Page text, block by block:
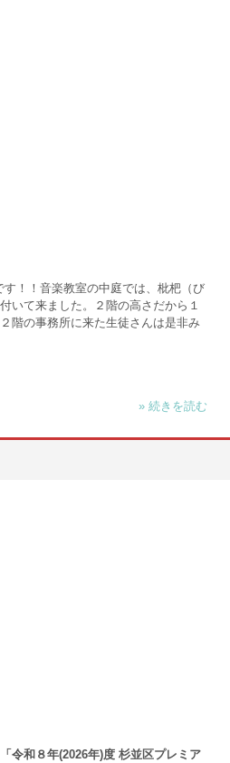
！！音楽教室の中庭では、枇杷（び
いて来ました。２階の高さだから１
階の事務所に来た生徒さんは是非み
» 続きを読む
「令和８年(2026年)度 杉並区プレミア